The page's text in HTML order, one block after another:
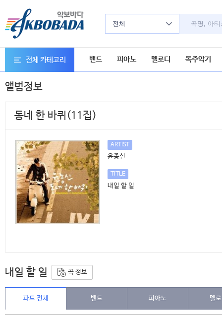
전체
전체 카테고리 밴드 피아노 멜로디 독주악기
앨범정보
동네 한 바퀴(11집)
ARTIST
윤종신
TITLE
내일 할 일
내일 할 일 곡 정보
파트 전체 밴드 피아노 멜